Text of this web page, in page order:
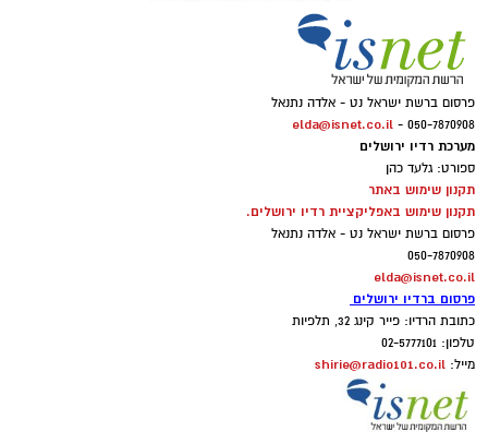
פרסום ברשת ישראל נט - אלדה נתנאל
050-7870908 -
elda@isnet.co.il
מערכת רדיו ירושלים
ספורט: גלעד כהן
תקנון שימוש באתר
תקנון שימוש באפליקציית רדיו ירושלים.
פרסום ברשת ישראל נט - אלדה נתנאל
050-7870908
elda@isnet.co.il
פרסום ברדיו ירושלים
כתובת הרדיו: פייר קינג 32, תלפיות
טלפון: 02-5777101
מייל: shirie@radio101.co.il